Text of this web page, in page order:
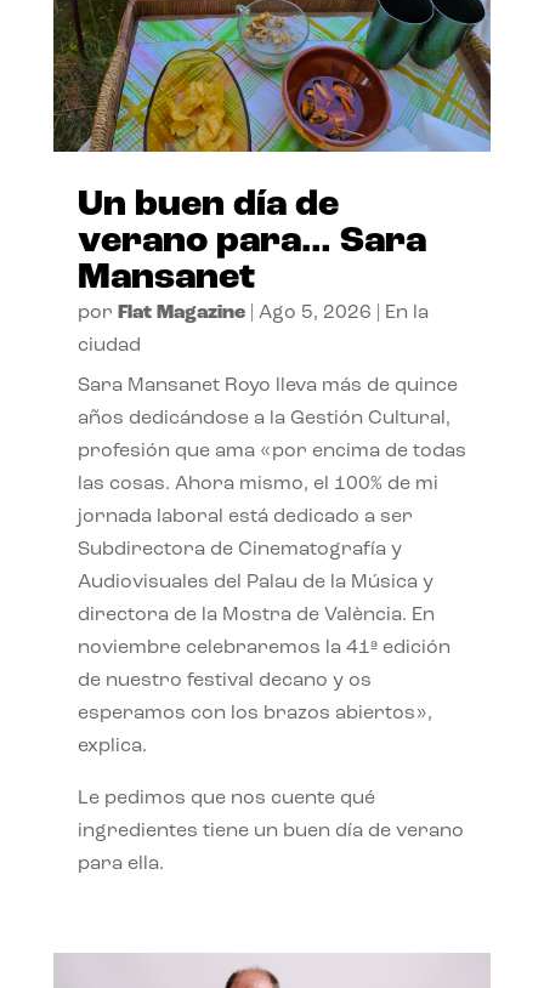
Un buen día de
verano para… Sara
Mansanet
por Flat Magazine| Ago 5, 2026
En la
ciudad
Sara Mansanet Royo lleva más de quince
años dedicándose a la Gestión Cultural,
profesión que ama «por encima de todas
las cosas. Ahora mismo, el 100% de mi
jornada laboral está dedicado a ser
Subdirectora de Cinematografía y
Audiovisuales del Palau de la Música y
directora de la Mostra de València. En
noviembre celebraremos la 41ª edición
de nuestro festival decano y os
esperamos con los brazos abiertos»,
explica.
Le pedimos que nos cuente qué
ingredientes tiene un buen día de verano
para ella.